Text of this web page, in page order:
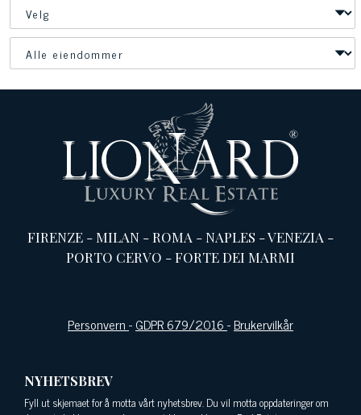
FIRENZE -MILAN -ROMA -NAPLES -VENEZIA -
PORTO CERVO -FORTE DEI MARMI
Personvern-GDPR 679/2016-Brukervilkår
NYHETSBREV
Fyll ut skjemaet for å motta vårt nyhetsbrev. Du vil motta oppdateringer om